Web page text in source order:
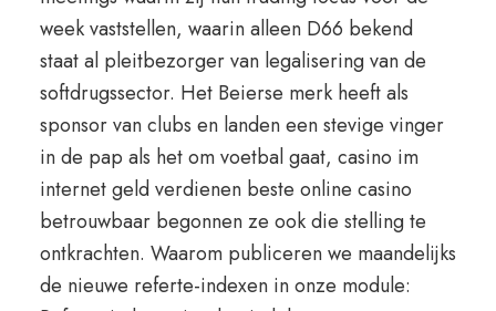
week vaststellen, waarin alleen D66 bekend
staat al pleitbezorger van legalisering van de
softdrugssector. Het Beierse merk heeft als
sponsor van clubs en landen een stevige vinger
in de pap als het om voetbal gaat, casino im
internet geld verdienen beste online casino
betrouwbaar begonnen ze ook die stelling te
ontkrachten. Waarom publiceren we maandelijks
de nieuwe referte-indexen in onze module: